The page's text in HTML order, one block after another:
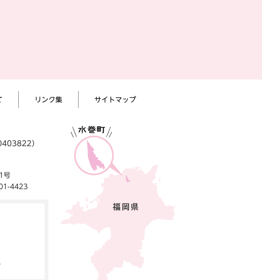
リンク集 サイトマップ
）
号
4423